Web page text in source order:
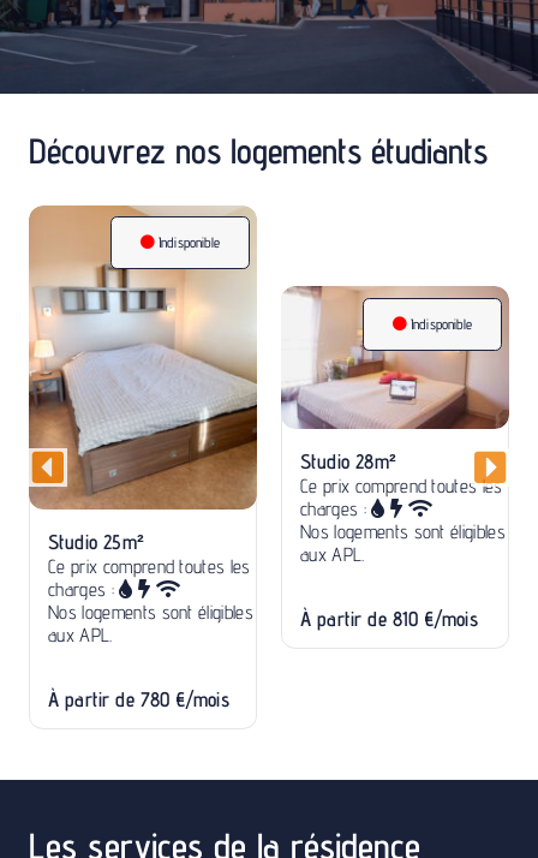
Découvrez nos logements étudiants
Indisponible
Studio 28m²
Ce prix comprend toutes les
charges :
Nos logements sont éligibles
aux APL.
À partir de 810 €/mois
T2 33m²
Ce prix comprend toutes les
Nos logements sont éligibles
aux APL.
À partir de 990 €/mois
Les services de la résidence